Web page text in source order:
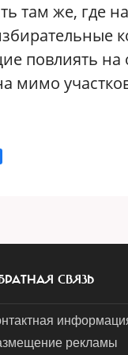
там же, где
повлиять на
мимо
СВЯЗЬ
рекламы